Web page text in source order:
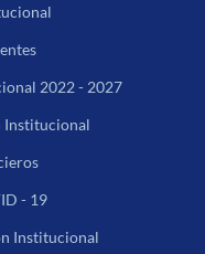
2022 - 2027
Institucional
- 19
Institucional